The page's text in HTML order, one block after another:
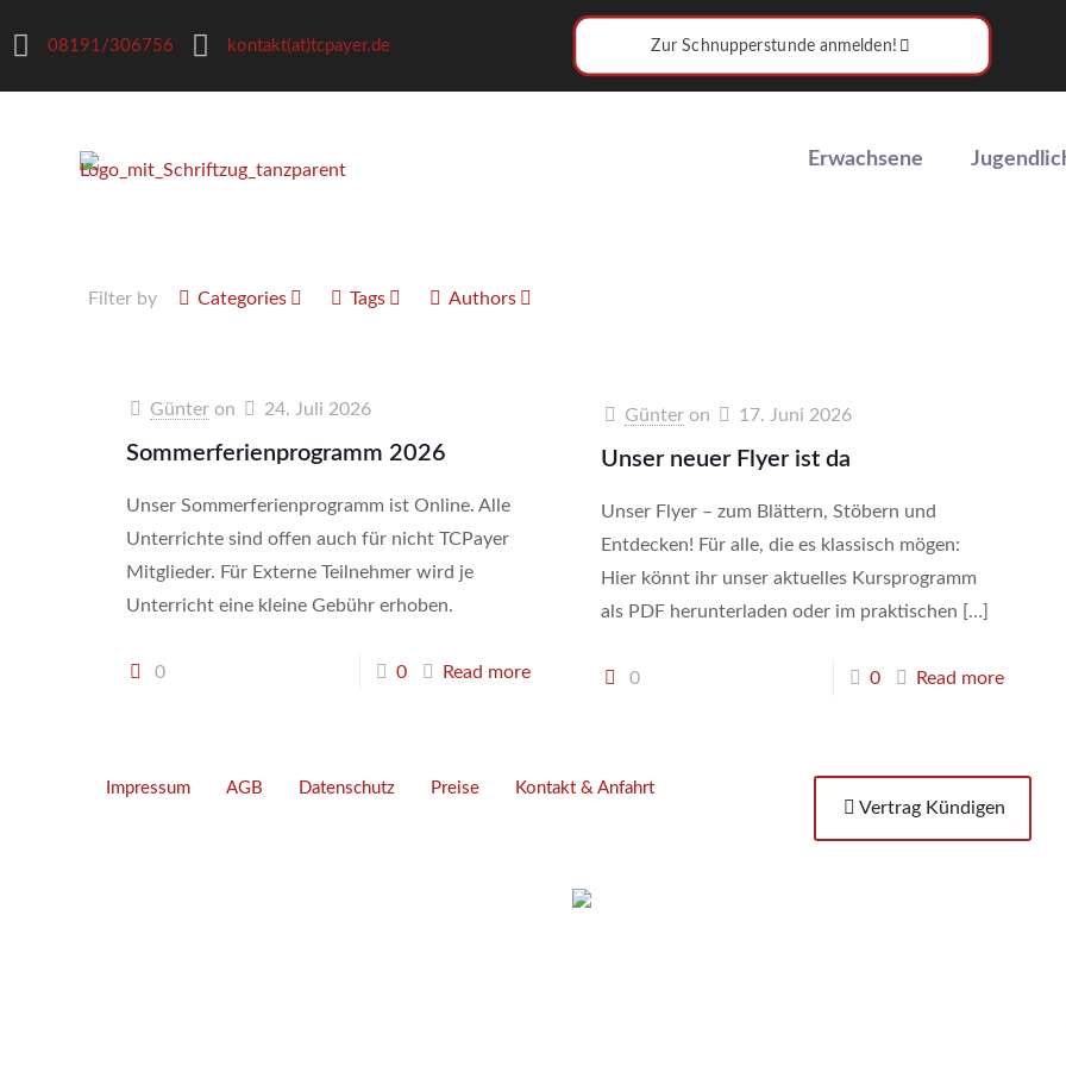
08191/306756 kontakt(at)tcpayer.de Zur Schnupperstunde anmelden!
Erwachsene
Filter by Categories Tags Authors
Günter on 24. Juli 2026
Sommerferienprogramm 2026
Unser Sommerferienprogramm ist Online. Alle
Unterrichte sind offen auch für nicht TCPayer
Mitglieder. Für Externe Teilnehmer wird je
Unterricht eine kleine Gebühr erhoben.
0 0 Read more
Günter on 17. Juni 2026
Unser neuer Flyer ist da
Unser Flyer – zum Blättern, Stöbern und
Entdecken! Für alle, die es klassisch mögen:
Hier könnt ihr unser aktuelles Kursprogramm
als PDF herunterladen oder im praktischen […]
0 0 Read more
Impressum AGB Datenschutz Preise Kontakt & Anfahrt
Vertrag Kündigen